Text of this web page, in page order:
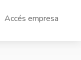
Accés empresa